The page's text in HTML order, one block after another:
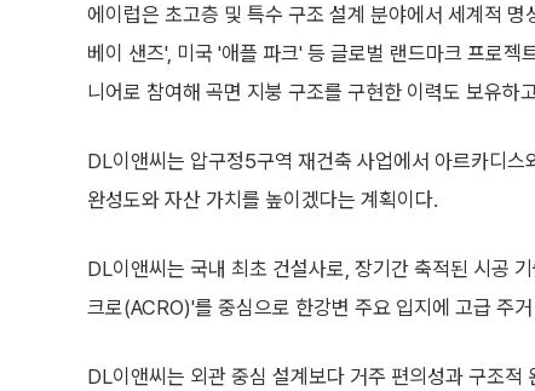
에이럽은 초고층 및 특수 구조 설계 분야에서 세계적
베이 샌즈', 미국 '애플 파크' 등 글로벌 랜드마크 프로젝
니어로 참여해 곡면 지붕 구조를 구현한 이력도 보유하
DL이앤씨는 압구정5구역 재건축 사업에서 아르카디스
완성도와 자산 가치를 높이겠다는 계획이다.
DL이앤씨는 국내 최초 건설사로, 장기간 축적된 시공
크로(ACRO)'를 중심으로 한강변 주요 입지에 고급 주
DL이앤씨는 외관 중심 설계보다 거주 편의성과 구조적